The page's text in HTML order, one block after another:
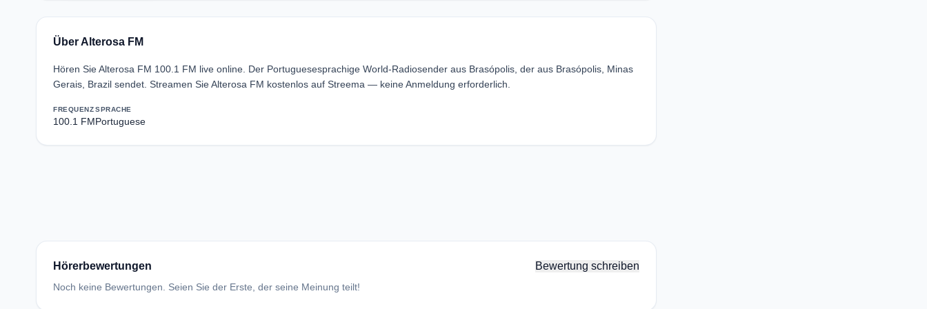
Über Alterosa FM
Hören Sie Alterosa FM 100.1 FM live online. Der Portuguesesprachige World-Radiosender aus Brasópolis, der aus Brasópolis, Minas
Gerais, Brazil sendet. Streamen Sie Alterosa FM kostenlos auf Streema — keine Anmeldung erforderlich.
FREQUENZ
100.1 FM
SPRACHE
Portuguese
Hörerbewertungen Bewertung schreiben
Noch keine Bewertungen. Seien Sie der Erste, der seine Meinung teilt!